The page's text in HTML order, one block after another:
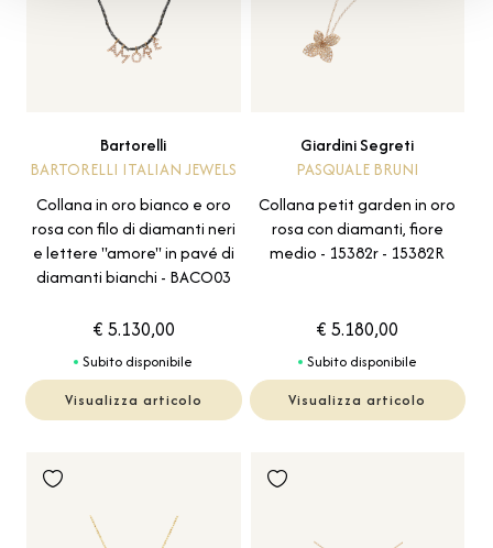
Bartorelli
BARTORELLI ITALIAN JEWELS
Collana in oro bianco e oro
rosa con filo di diamanti neri
e lettere "amore" in pavé di
diamanti bianchi - BACO03
€ 5.130,00
Subito disponibile
Visualizza articolo
Giardini Segreti
PASQUALE BRUNI
Collana petit garden in oro
rosa con diamanti, fiore
medio - 15382r - 15382R
€ 5.180,00
Subito disponibile
Visualizza articolo